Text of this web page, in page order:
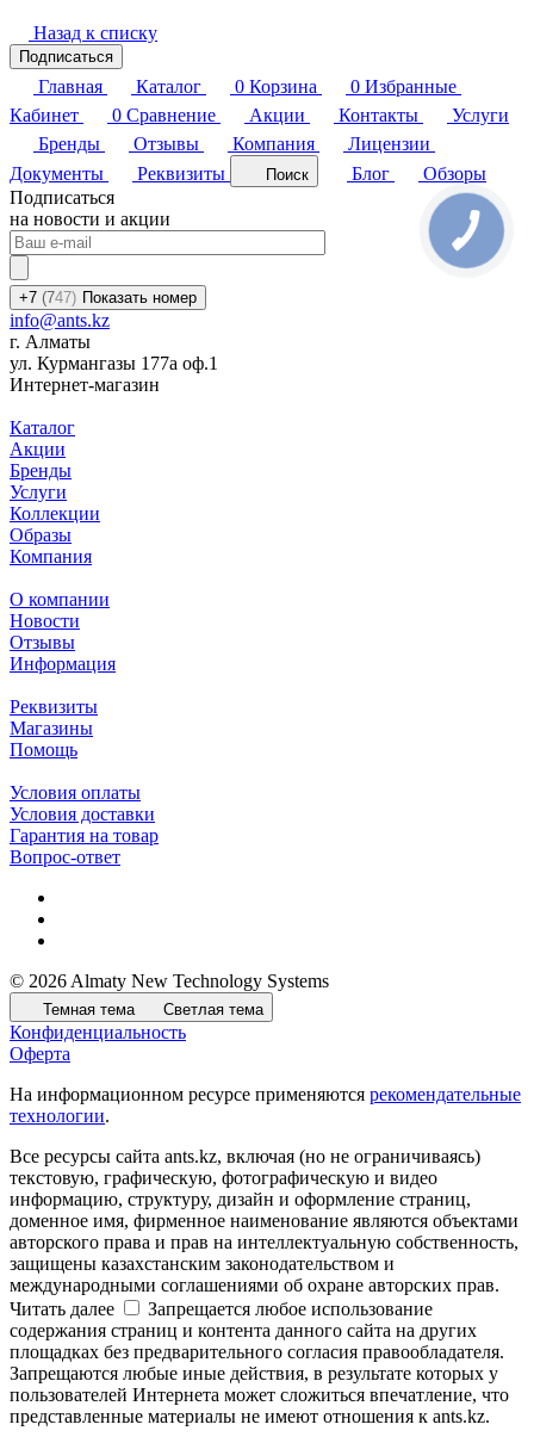
Назад к списку
Подписаться
Главная Каталог 0 Корзина 0 Избранные
Кабинет
0 Сравнение Акции Контакты
Услуги
Бренды
Отзывы Компания
Лицензии
Документы
Реквизиты Поиск Блог
Обзоры
Подписаться
на новости и акции
+7 (747) Показать номер
info@ants.kz
г. Алматы
ул. Курмангазы 177а оф.1
Интернет-магазин
Каталог
Акции
Бренды
Услуги
Коллекции
Образы
Компания
О компании
Новости
Отзывы
Информация
Реквизиты
Магазины
Помощь
Условия оплаты
Условия доставки
Гарантия на товар
Вопрос-ответ
© 2026 Almaty New Technology Systems
Темная тема Светлая тема
Конфиденциальность
Оферта
На информационном ресурсе применяются рекомендательные
технологии.
Все ресурсы сайта ants.kz, включая (но не ограничиваясь)
текстовую, графическую, фотографическую и видео
информацию, структуру, дизайн и оформление страниц,
доменное имя, фирменное наименование являются объектами
авторского права и прав на интеллектуальную собственность,
защищены казахстанским законодательством и
международными соглашениями об охране авторских прав.
Читать далее
Запрещается любое использование
содержания страниц и контента данного сайта на других
площадках без предварительного согласия правообладателя.
Запрещаются любые иные действия, в результате которых у
пользователей Интернета может сложиться впечатление, что
представленные материалы не имеют отношения к ants.kz.